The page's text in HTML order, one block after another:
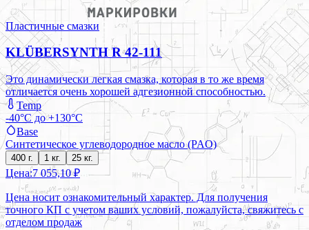
Пластичные смазки
KLÜBERSYNTH R 42-111
Это динамически легкая смазка, которая в то же время
отличается очень хорошей адгезионной способностью.
Temp
-40°C до +130°C
Base
Синтетическое углеводородное масло (PAO)
400 г. 1 кг. 25 кг.
Цена:7 055,10 ₽
Цена носит ознакомительный характер. Для получения
точного КП с учетом ваших условий, пожалуйста, свяжитесь с
отделом продаж